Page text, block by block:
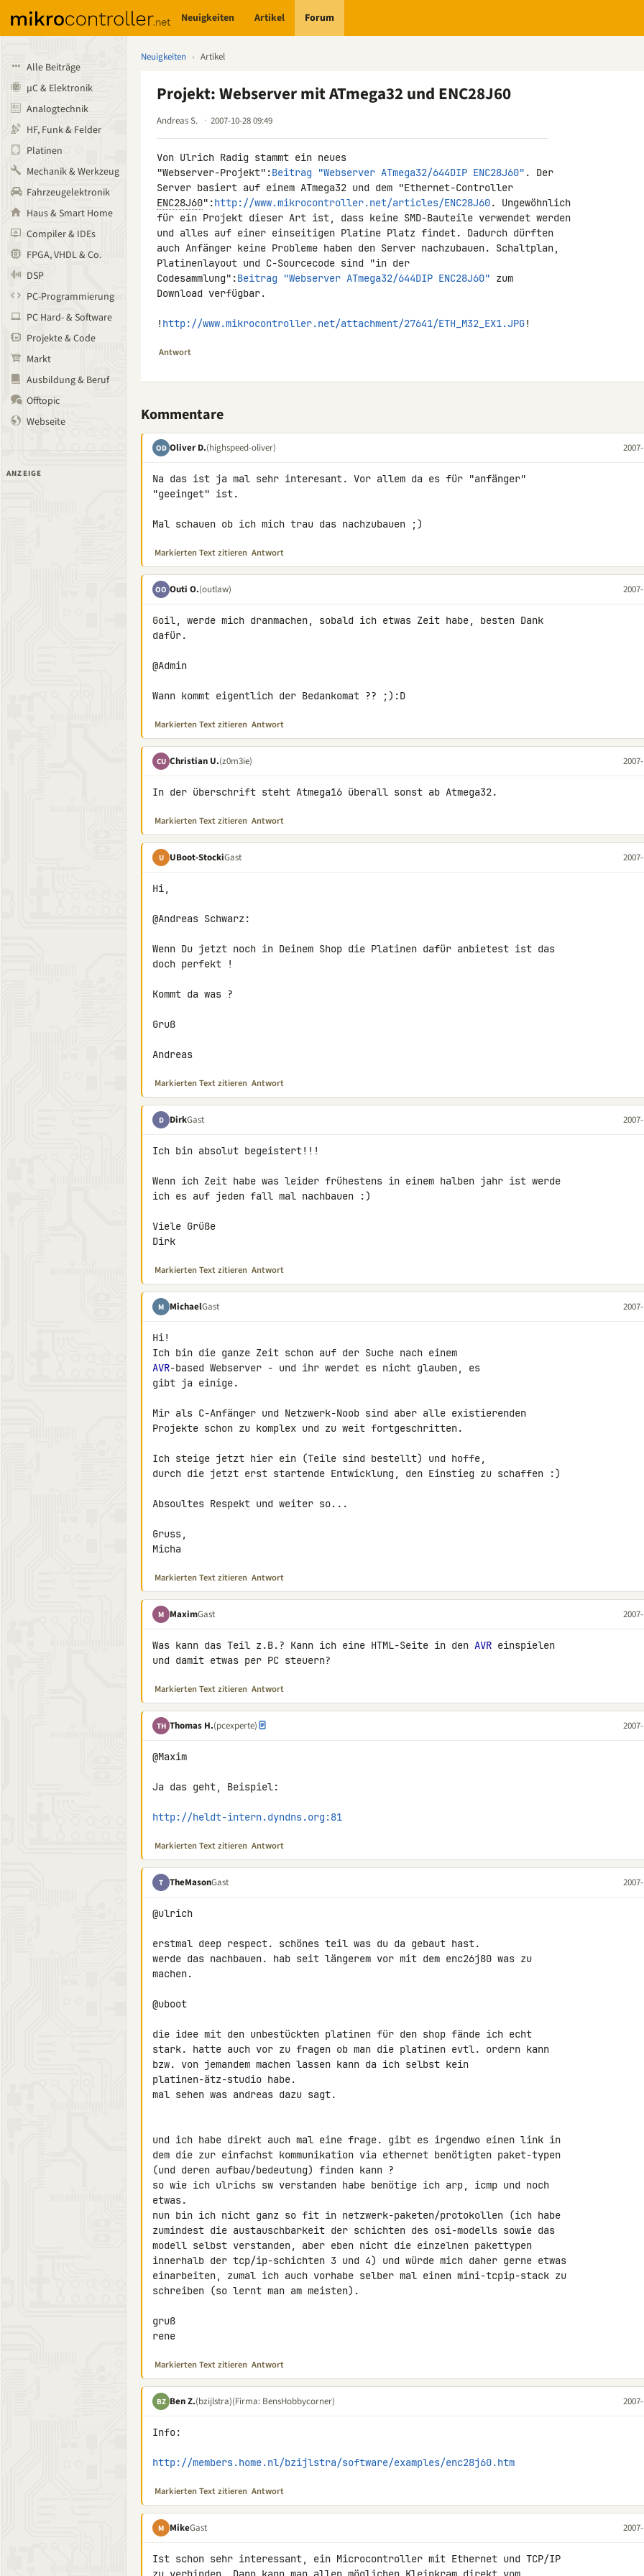
Neuigkeiten Artikel Forum
Alle Beiträge
µC & Elektronik
Analogtechnik
HF, Funk & Felder
Platinen
Mechanik & Werkzeug
Fahrzeugelektronik
Haus & Smart Home
Compiler & IDEs
FPGA, VHDL & Co.
DSP
PC-Programmierung
PC Hard- & Software
Projekte & Code
Markt
Ausbildung & Beruf
Offtopic
Webseite
ANZEIGE
Neuigkeiten › Artikel
Projekt: Webserver mit ATmega32 und ENC28J60
Andreas S. 2007-10-28 09:49
Von Ulrich Radig stammt ein neues
"Webserver-Projekt":Beitrag "Webserver ATmega32/644DIP ENC28J60" . Der
ENC28J60":http://www.mikrocontroller.net/articles/ENC28J60. Ungewöhnlich
für ein Projekt dieser Art ist, dass keine SMD-Bauteile verwendet werden
und alles auf einer einseitigen Platine Platz findet. Dadurch dürften
auch Anfänger keine Probleme haben den Server nachzubauen. Schaltplan,
Platinenlayout und C-Sourcecode sind "in der
Codesammlung":Beitrag "Webserver ATmega32/644DIP ENC28J60" zum
Download verfügbar.
!http://www.mikrocontroller.net/attachment/27641/ETH_M32_EX1.JPG!
Antwort
Kommentare
OD Oliver D.(highspeed-oliver)
Na das ist ja mal sehr interesant. Vor allem da es für "anfänger"
"geeinget" ist.
Mal schauen ob ich mich trau das nachzubauen ;)
Markierten Text zitieren Antwort
OO Outi O.(outlaw)
Goil, werde mich dranmachen, sobald ich etwas Zeit habe, besten Dank
dafür.
@Admin
Wann kommt eigentlich der Bedankomat ?? ;):D
Markierten Text zitieren Antwort
CU Christian U.(z0m3ie)
In der überschrift steht Atmega16 überall sonst ab Atmega32.
Markierten Text zitieren Antwort
U UBoot-StockiGast
Hi,
@Andreas Schwarz:
Wenn Du jetzt noch in Deinem Shop die Platinen dafür anbietest ist das
doch perfekt !
Kommt da was ?
Gruß
Andreas
Markierten Text zitieren Antwort
D DirkGast
Ich bin absolut begeistert!!!
Wenn ich Zeit habe was leider frühestens in einem halben jahr ist werde
ich es auf jeden fall mal nachbauen :)
Viele Grüße
Dirk
Markierten Text zitieren Antwort
M MichaelGast
Hi!
AVR-based Webserver - und ihr werdet es nicht glauben, es
gibt ja einige.
Mir als C-Anfänger und Netzwerk-Noob sind aber alle existierenden
Projekte schon zu komplex und zu weit fortgeschritten.
Ich steige jetzt hier ein (Teile sind bestellt) und hoffe,
durch die jetzt erst startende Entwicklung, den Einstieg zu schaffen :)
Absoultes Respekt und weiter so...
Gruss,
Micha
Markierten Text zitieren Antwort
M MaximGast
Was kann das Teil z.B.? Kann ich eine HTML-Seite in den AVR einspielen
und damit etwas per PC steuern?
Markierten Text zitieren Antwort
TH Thomas H.(pcexperte)
@Maxim
Ja das geht, Beispiel:
http://heldt-intern.dyndns.org:81
Markierten Text zitieren Antwort
T TheMasonGast
@ulrich
erstmal deep respect. schönes teil was du da gebaut hast.
werde das nachbauen. hab seit längerem vor mit dem enc26j80 was zu
machen.
@uboot
die idee mit den unbestückten platinen für den shop fände ich echt
stark. hatte auch vor zu fragen ob man die platinen evtl. ordern kann
bzw. von jemandem machen lassen kann da ich selbst kein
platinen-ätz-studio habe.
mal sehen was andreas dazu sagt.
und ich habe direkt auch mal eine frage. gibt es irgendwo einen link in
dem die zur einfachst kommunikation via ethernet benötigten paket-typen
(und deren aufbau/bedeutung) finden kann ?
so wie ich ulrichs sw verstanden habe benötige ich arp, icmp und noch
etwas.
nun bin ich nicht ganz so fit in netzwerk-paketen/protokollen (ich habe
zumindest die austauschbarkeit der schichten des osi-modells sowie das
modell selbst verstanden, aber eben nicht die einzelnen pakettypen
innerhalb der tcp/ip-schichten 3 und 4) und würde mich daher gerne etwas
einarbeiten, zumal ich auch vorhabe selber mal einen mini-tcpip-stack zu
schreiben (so lernt man am meisten).
gruß
rene
Markierten Text zitieren Antwort
BZ Ben Z.(bzijlstra)(Firma: BensHobbycorner)
Info:
http://members.home.nl/bzijlstra/software/examples/enc28j60.htm
Markierten Text zitieren Antwort
M MikeGast
Ist schon sehr interessant, ein Microcontroller mit Ethernet und TCP/IP